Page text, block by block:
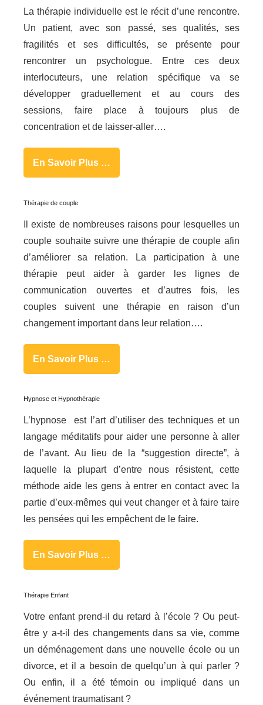
La thérapie individuelle est le récit d’une rencontre.
Un patient, avec son passé, ses qualités, ses
fragilités et ses difficultés, se présente pour
rencontrer un psychologue. Entre ces deux
interlocuteurs, une relation spécifique va se
développer graduellement et au cours des
sessions, faire place à toujours plus de
concentration et de laisser-aller….
En Savoir Plus …
Thérapie de couple
Il existe de nombreuses raisons pour lesquelles un
couple souhaite suivre une thérapie de couple afin
d’améliorer sa relation. La participation à une
thérapie peut aider à garder les lignes de
communication ouvertes et d’autres fois, les
couples suivent une thérapie en raison d’un
changement important dans leur relation….
En Savoir Plus …
Hypnose et Hypnothérapie
L’hypnose est l’art d’utiliser des techniques et un
langage méditatifs pour aider une personne à aller
de l’avant. Au lieu de la “suggestion directe”, à
laquelle la plupart d’entre nous résistent, cette
méthode aide les gens à entrer en contact avec la
partie d’eux-mêmes qui veut changer et à faire taire
les pensées qui les empêchent de le faire.
En Savoir Plus …
Thérapie Enfant
Votre enfant prend-il du retard à l’école ? Ou peut-
être y a-t-il des changements dans sa vie, comme
un déménagement dans une nouvelle école ou un
divorce, et il a besoin de quelqu’un à qui parler ?
Ou enfin, il a été témoin ou impliqué dans un
événement traumatisant ?